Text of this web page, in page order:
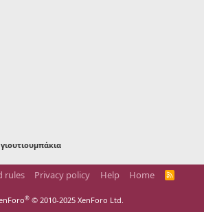
rules Privacy policy Help Home
R
® © 2010-2025 XenForo Ltd.